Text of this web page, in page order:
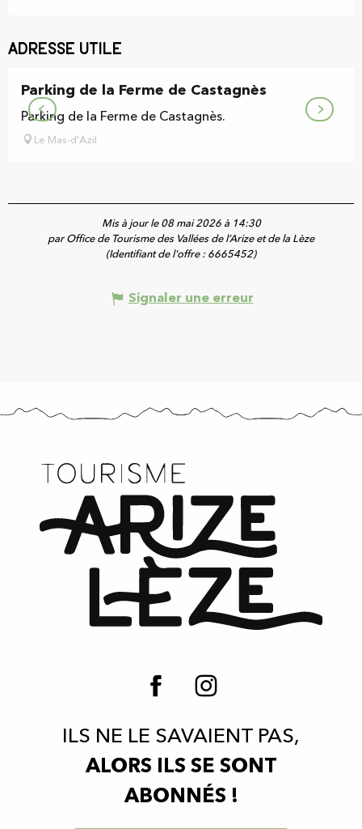
Adresse utile
Parking de la Ferme de Castagnès
Parking de la Ferme de Castagnès.
Le Mas-d'Azil
Mis à jour le 08 mai 2026 à 14:30
par Office de Tourisme des Vallées de l’Arize et de la Lèze
(Identifiant de l'offre : 6665452)
Signaler une erreur
ILS NE LE SAVAIENT PAS,
ALORS ILS SE SONT
ABONNÉS !